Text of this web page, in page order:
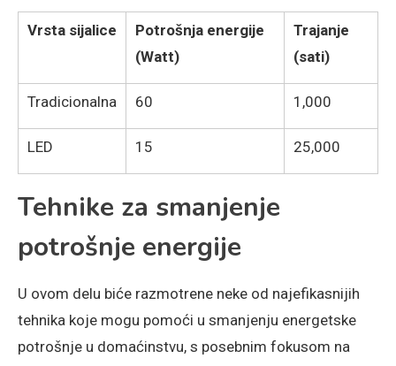
Vrsta sijalice
Potrošnja energije
(Watt)
Trajanje
(sati)
Tradicionalna 60 1,000
LED 15 25,000
Tehnike za smanjenje
potrošnje energije
U ovom delu biće razmotrene neke od najefikasnijih
tehnika koje mogu pomoći u smanjenju energetske
potrošnje u domaćinstvu, s posebnim fokusom na